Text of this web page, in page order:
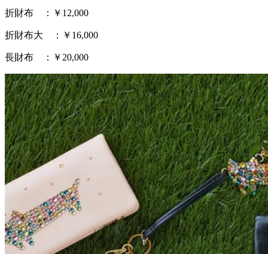
折財布 ：￥12,000
折財布大 ：￥16,000
長財布 ：￥20,000